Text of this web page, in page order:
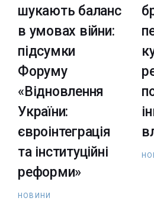
шукають баланс
в умовах війни:
підсумки
Форуму
«Відновлення
України:
євроінтеграція
та інституційні
реформи»
НОВИНИ